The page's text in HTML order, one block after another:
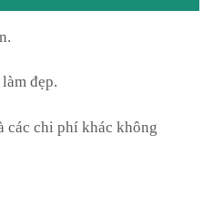
đẹp.
các chi phí khác không